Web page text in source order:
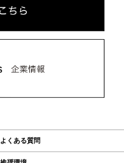
よくある質問